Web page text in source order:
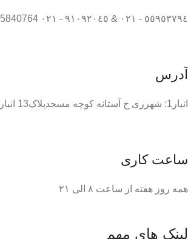
٥٥٩٥٣٧٩٤ - ٠٢١ & ٩١٠٩٢٠٤٥ - ٠٢١ 09125840764 حیدری
آدرس
انبار1: شهرری خ آستانه کوچه مسجدپلاک13 انبار2: حکیمیه خ اتحاد
ساعت کاری
همه روز هفته از ساعت ٨ الی ۲۱
لینک های مهم